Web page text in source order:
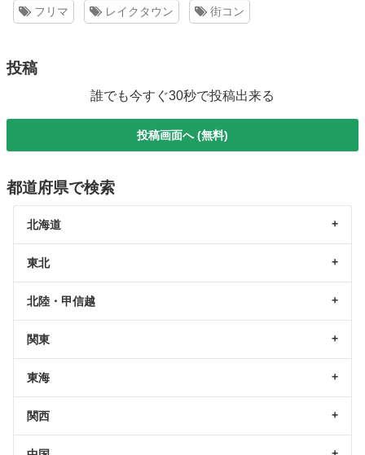
フリマ レイクタウン 街コン
投稿
誰でも今すぐ30秒で投稿出来る
投稿画面へ (無料)
都道府県で検索
北海道
東北
北陸・甲信越
関東
東海
関西